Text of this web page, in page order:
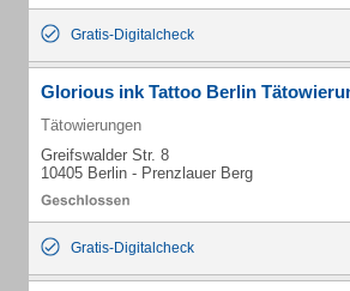
Gratis-Digitalcheck
Glorious ink Tattoo Berlin
Tätowierungen
Greifswalder Str. 8
10405 Berlin - Prenzlauer Berg
Gratis-Digitalcheck